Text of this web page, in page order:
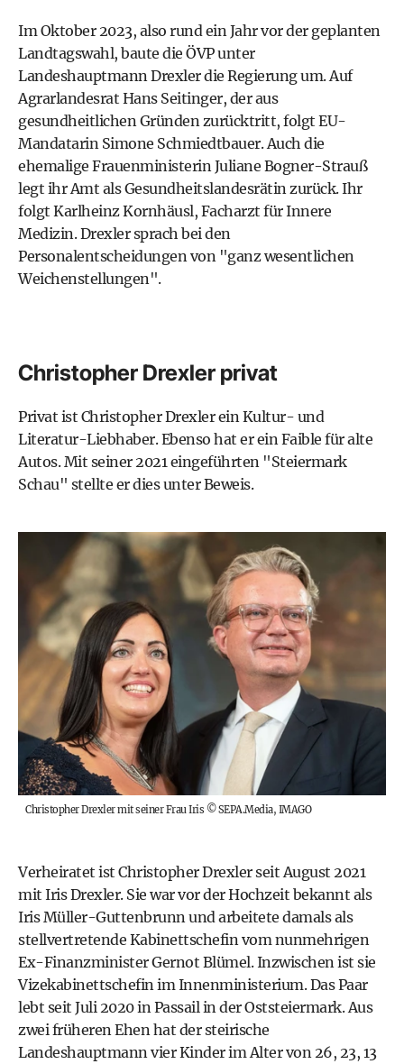
Im Oktober 2023, also rund ein Jahr vor der geplanten
Landtagswahl, baute die ÖVP unter
Landeshauptmann Drexler die Regierung um. Auf
Agrarlandesrat Hans Seitinger, der aus
gesundheitlichen Gründen zurücktritt, folgt EU-
Mandatarin Simone Schmiedtbauer. Auch die
ehemalige Frauenministerin Juliane Bogner-Strauß
legt ihr Amt als Gesundheitslandesrätin zurück. Ihr
folgt Karlheinz Kornhäusl, Facharzt für Innere
Medizin. Drexler sprach bei den
Personalentscheidungen von "ganz wesentlichen
Weichenstellungen".
Christopher Drexler privat
Privat ist Christopher Drexler ein Kultur- und
Literatur-Liebhaber. Ebenso hat er ein Faible für alte
Autos. Mit seiner 2021 eingeführten "Steiermark
Schau" stellte er dies unter Beweis.
Christopher Drexler mit seiner Frau Iris ©SEPA.Media, IMAGO
Verheiratet ist Christopher Drexler seit August 2021
mit Iris Drexler. Sie war vor der Hochzeit bekannt als
Iris Müller-Guttenbrunn und arbeitete damals als
stellvertretende Kabinettschefin vom nunmehrigen
Ex-FinanzministerGernot Blümel. Inzwischen ist sie
Vizekabinettschefin im Innenministerium. Das Paar
lebt seit Juli 2020 in Passail in der Oststeiermark. Aus
zwei früheren Ehen hat der steirische
Landeshauptmann vier Kinder im Alter von 26, 23, 13